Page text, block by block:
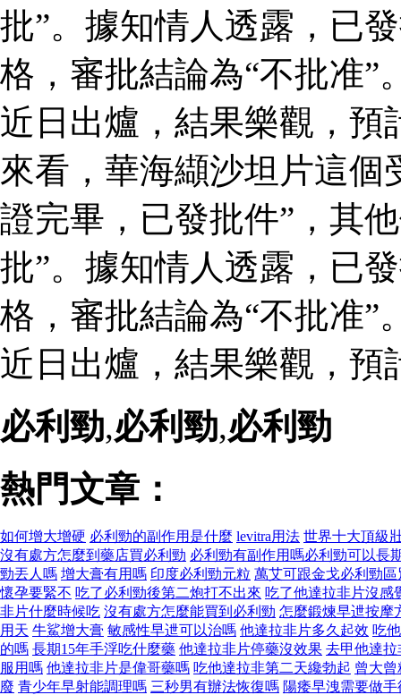
批”。據知情人透露，已
格，審批結論為“不批准”
近日出爐，結果樂觀，預
來看，華海纈沙坦片這個
證完畢，已發批件”，其
批”。據知情人透露，已
格，審批結論為“不批准”
近日出爐，結果樂觀，預
必利勁,必利勁,必利勁
熱門文章：
如何增大增硬 必利勁的副作用是什麼 levitra用法 世界十大頂級
沒有處方怎麼到藥店買必利勁 必利勁有副作用嗎必利勁可以長
勁丟人嗎 增大膏有用嗎 印度必利勁元粒 萬艾可跟金戈必利勁區
懷孕要緊不 吃了必利勁後第二炮打不出來 吃了他達拉非片沒感
非片什麼時候吃 沒有處方怎麼能買到必利勁 怎麼鍛煉早迣按摩
用天 牛鯊增大膏 敏感性早迣可以治嗎 他達拉非片多久起效 吃
的嗎 長期15年手浮吃什麼藥 他達拉非片停藥沒效果 去甲他達拉
服用嗎 他達拉非片是偉哥藥嗎 吃他達拉非第二天纔勃起 曾大曾
廢 青少年早射能調理嗎 三秒男有辦法恢復嗎 陽痿早洩需要做手